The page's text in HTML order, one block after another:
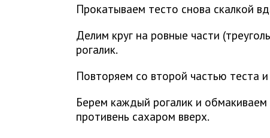
Прокатываем тесто снова скалкой
Делим круг на ровные части
рогалик.
Повторяем со второй частью теста
Берем каждый рогалик и
противень сахаром вверх.